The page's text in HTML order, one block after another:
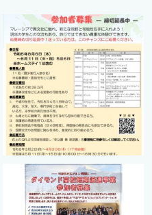
cts.international.friendship
4月 16
cts.international.friendship
8月 12